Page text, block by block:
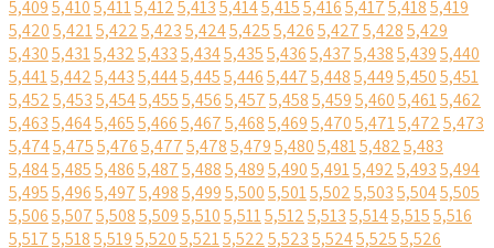
5,4095,4105,4115,4125,4135,4145,4155,4165,4175,4185,419
5,4205,4215,4225,4235,4245,4255,4265,4275,4285,429
5,4305,4315,4325,4335,4345,4355,4365,4375,4385,4395,440
5,4415,4425,4435,4445,4455,4465,4475,4485,4495,4505,451
5,4525,4535,4545,4555,4565,4575,4585,4595,4605,4615,462
5,4635,4645,4655,4665,4675,4685,4695,4705,4715,4725,473
5,4745,4755,4765,4775,4785,4795,4805,4815,4825,483
5,4845,4855,4865,4875,4885,4895,4905,4915,4925,4935,494
5,4955,4965,4975,4985,4995,5005,5015,5025,5035,5045,505
5,5065,5075,5085,5095,5105,5115,5125,5135,5145,5155,516
5,5175,5185,5195,5205,5215,5225,5235,5245,5255,526